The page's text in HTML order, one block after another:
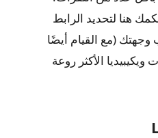
هنا لتحديد الرابط
(مع القيام أيضًا
الأكثر روعة